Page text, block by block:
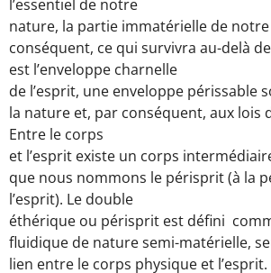
l’essentiel de notre
nature, la partie immatérielle de
conséquent, ce qui survivra au-delà
est l’enveloppe charnelle
de l’esprit, une enveloppe périssable
la nature et, par conséquent, aux lois
Entre le corps
et l’esprit existe un corps
que nous nommons le périsprit (à la
l’esprit). Le double
éthérique ou périsprit est défini
fluidique de nature semi-matérielle,
lien entre le corps physique et